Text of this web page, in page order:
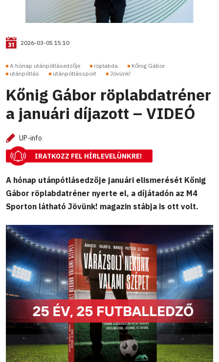
2026-03-05 15:10
A hónap utánpótlásedzője röplabda
Kőnig Gábor
utánpótlás
utánpótlássport Jövünk!
Kőnig Gábor röplabdatréner
a januári díjazott – VIDEÓ
UP-info
IRATKOZZ FEL HÍRLEVELÜNKRE!
A hónap utánpótlásedzője januári elismerését Kőnig
Gábor röplabdatréner nyerte el, a díjátadón az M4
Sporton látható Jövünk! magazin stábja is ott volt.